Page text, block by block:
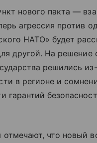
нового пакта —
агрессия против
НАТО» будет
другой. На решение
решились
в регионе и
гарантий
что новый